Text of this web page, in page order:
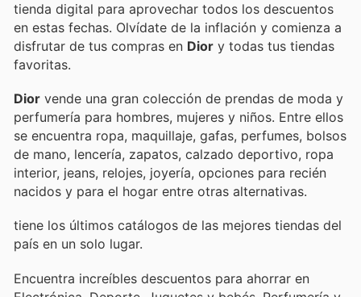
tienda digital para aprovechar todos los descuentos
en estas fechas. Olvídate de la inflación y comienza a
disfrutar de tus compras en Dior y todas tus tiendas
favoritas.
Dior vende una gran colección de prendas de moda y
perfumería para hombres, mujeres y niños. Entre ellos
se encuentra ropa, maquillaje, gafas, perfumes, bolsos
de mano, lencería, zapatos, calzado deportivo, ropa
interior, jeans, relojes, joyería, opciones para recién
nacidos y para el hogar entre otras alternativas.
tiene los últimos catálogos de las mejores tiendas del
país en un solo lugar.
Encuentra increíbles descuentos para ahorrar en